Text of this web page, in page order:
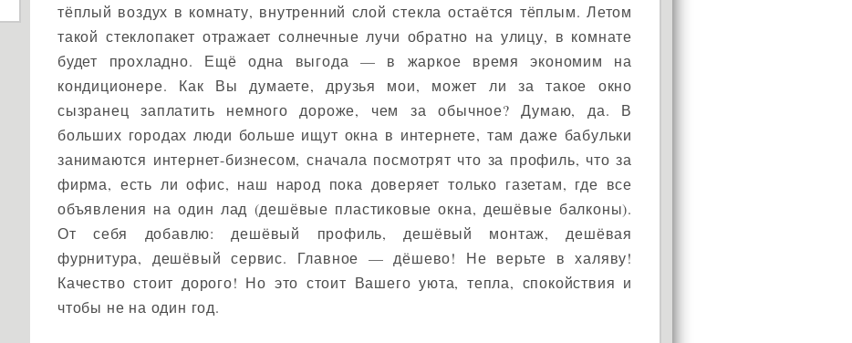
тёплый воздух в комнату, внутренний слой стекла остаётся тёплым. Летом
такой стеклопакет отражает солнечные лучи обратно на улицу, в комнате
будет прохладно. Ещё одна выгода — в жаркое время экономим на
кондиционере. Как Вы думаете, друзья мои, может ли за такое окно
сызранец заплатить немного дороже, чем за обычное? Думаю, да. В
больших городах люди больше ищут окна в интернете, там даже бабульки
занимаются интернет-бизнесом, сначала посмотрят что за профиль, что за
фирма, есть ли офис, наш народ пока доверяет только газетам, где все
объявления на один лад (дешёвые пластиковые окна, дешёвые балконы).
От себя добавлю: дешёвый профиль, дешёвый монтаж, дешёвая
фурнитура, дешёвый сервис. Главное — дёшево! Не верьте в халяву!
Качество стоит дорого! Но это стоит Вашего уюта, тепла, спокойствия и
чтобы не на один год.